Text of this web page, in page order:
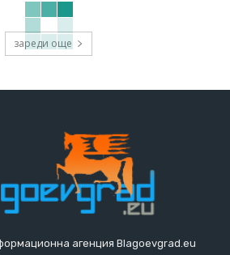
зареди още
агенция Blagoevgrad.eu